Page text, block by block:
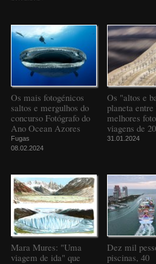
Os mais fotogénicos
saltos e mergulhos do
concurso Fotógrafo do
Ano Ocean Azores
Fugas
08.02.2024
Os "altos e
planeta entre
melhores
viagens de
31.01.2024
Mara Mures: "Uma
viagem de ida" que
Dez mil
piscinas, 40